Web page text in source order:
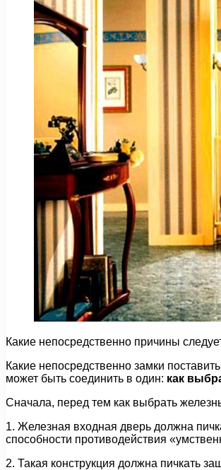
Какие непосредственно причины
Какие непосредственно замки
может быть соединить в один: как
Сначала, перед тем как выбрать
1. Железная входная дверь должна
способности противодействия
2. Такая конструкция должна пичкать